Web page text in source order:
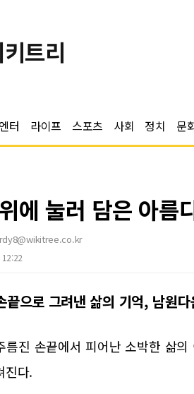
트리
엔터 라이프 스포츠 사회 정치 문
에 눌러 담은 아름
끝으로 그려낸 삶의 기억, 남원
름진 손끝에서 피어난 소박한 삶
진다.